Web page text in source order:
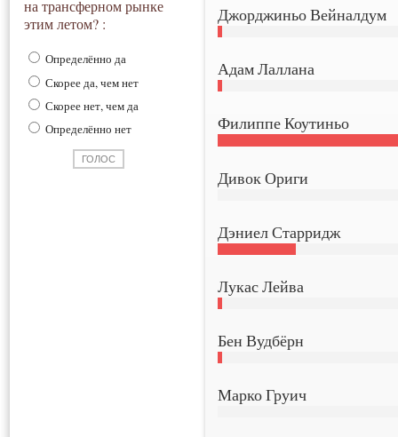
на трансферном рынке
этим летом? :
Определённо да
Скорее да, чем нет
Скорее нет, чем да
Определённо нет
Джорджиньо Вейналдум
Адам Лаллана
Филиппе Коутиньо
Дивок Ориги
Дэниел Старридж
Лукас Лейва
Бен Вудбёрн
Марко Груич